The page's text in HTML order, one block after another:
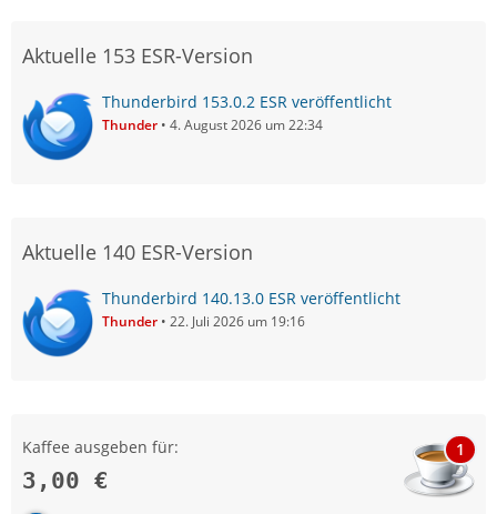
Aktuelle 153 ESR-Version
Thunderbird 153.0.2 ESR veröffentlicht
Thunder 4. August 2026 um 22:34
Aktuelle 140 ESR-Version
Thunderbird 140.13.0 ESR veröffentlicht
Thunder 22. Juli 2026 um 19:16
Kaffee ausgeben für:
3,00 €
1